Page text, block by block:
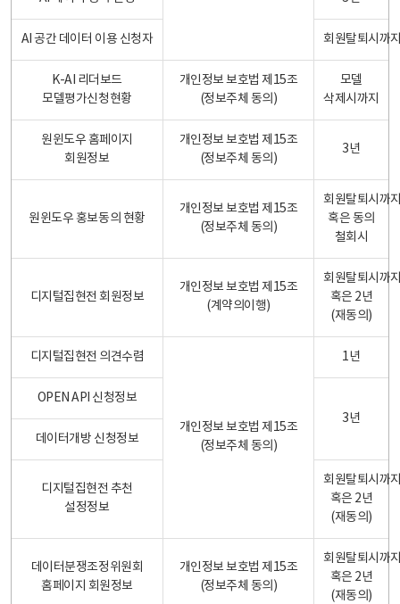
AI 공간 데이터 이용 신청자 회원탈퇴시까
K-AI 리더보드
모델평가신청현황
개인정보 보호법 제15조
(정보주체 동의)
모델
삭제시까지
원윈도우 홈페이지
회원정보
개인정보 보호법 제15조
(정보주체 동의)
3년
원윈도우 홍보동의 현황
개인정보 보호법 제15조
(정보주체 동의)
회원탈퇴시까
혹은 동의
철회시
디지털집현전 회원정보
개인정보 보호법 제15조
(계약의이행)
회원탈퇴시까
혹은 2년
(재동의)
디지털집현전 의견수렴
개인정보 보호법 제15조
(정보주체 동의)
1년
OPEN API 신청정보
3년
데이터개방 신청정보
디지털집현전 추천
설정정보
회원탈퇴시까
혹은 2년
(재동의)
데이터분쟁조정위원회
홈페이지 회원정보
개인정보 보호법 제15조
(정보주체 동의)
회원탈퇴시까
혹은 2년
(재동의)